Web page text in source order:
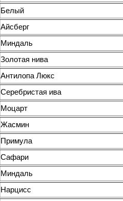
Белый
Айсберг
Миндаль
Золотая нива
Антилопа Люкс
Серебристая ива
Моцарт
Жасмин
Примула
Сафари
Миндаль
Нарцисс